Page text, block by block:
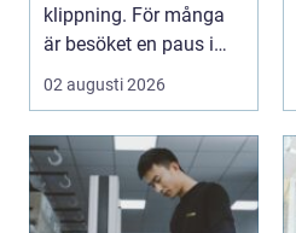
klippning. För många
är besöket en paus i
vardagen, ett s...
02 augusti 2026